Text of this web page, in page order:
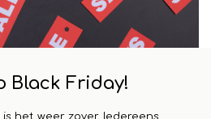
Black Friday!
is het weer zover. Iedereens